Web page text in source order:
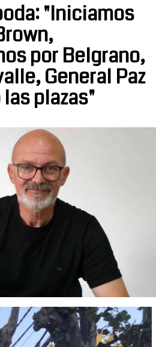
"Iniciamos
por Belgrano,
General Paz
plazas"